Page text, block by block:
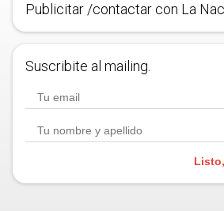
Publicitar /contactar con La
Suscribite al mailing.